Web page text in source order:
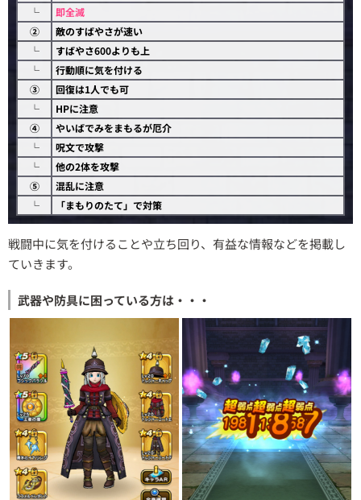
└
即全滅
②
敵のすばやさが速い
└
すばやさ600よりも上
└
行動順に気を付ける
③
回復は1人でも可
└
HPに注意
④
やいばでみをまもるが厄介
└
呪文で攻撃
└
他の2体を攻撃
⑤
混乱に注意
└
「まもりのたて」で対策
戦闘中に気を付けることや立ち回り、有益な情報などを掲載し
ていきます。
武器や防具に困っている方は・・・